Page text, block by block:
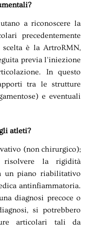
a riconoscere la
precedentemente
scelta è la ArtroRMN,
previa l’iniezione
In questo
tra le strutture
e eventuali
atleti?
(non chirurgico);
risolvere la rigidità
un piano riabilitativo
antinfiammatoria.
diagnosi precoce o
si potrebbero
articolari tali da